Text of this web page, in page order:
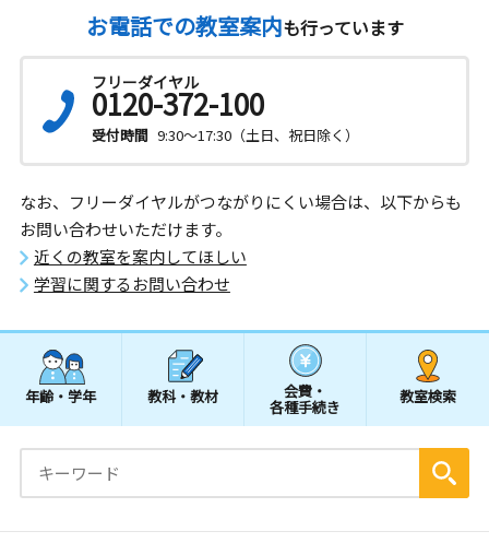
お電話での教室案内も行っています
フリーダイヤル
0120-372-100
受付時間 9:30～17:30（土日、祝日除く）
なお、フリーダイヤルがつながりにくい場合は、以下からも
お問い合わせいただけます。
近くの教室を案内してほしい
学習に関するお問い合わせ
年齢・学年 教科・教材 会費・
各種手続き
教室検索